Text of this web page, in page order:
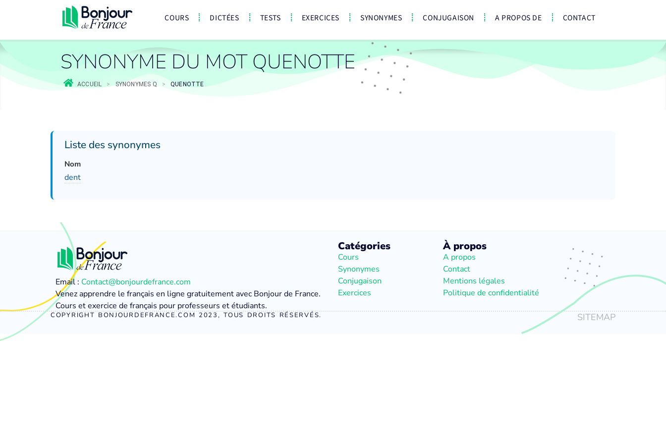
COURS DICTÉES TESTS EXERCICES SYNONYMES CONJUGAISON A PROPOS DE CONTACT
SYNONYME DU MOT QUENOTTE
ACCUEIL > SYNONYMES Q > QUENOTTE
Liste des synonymes
Nom
dent
Email : Contact@bonjourdefrance.com
Venez apprendre le français en ligne gratuitement avec Bonjour de France.
Cours et exercice de français pour professeurs et étudiants.
Catégories
Cours
Synonymes
Conjugaison
Exercices
À propos
A propos
Contact
Mentions légales
Politique de confidentialité
COPYRIGHT BONJOURDEFRANCE.COM 2023, TOUS DROITS RÉSERVÉS. SITEMAP